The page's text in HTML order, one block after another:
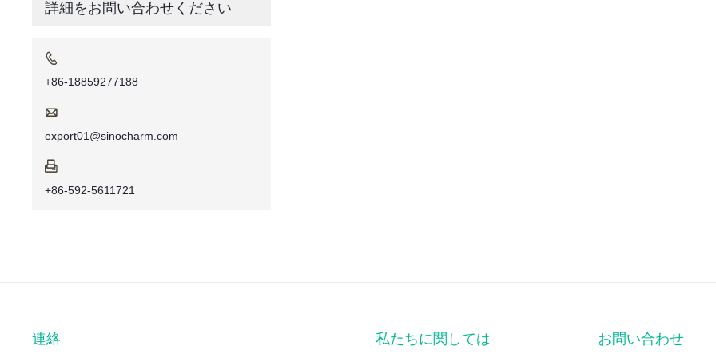
詳細をお問い合わせください

+86-18859277188

export01@sinocharm.com

+86-592-5611721
連絡 私たちに関しては お問い合わせ